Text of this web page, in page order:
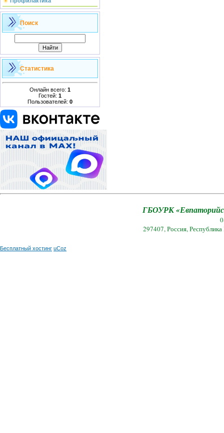
Поиск
Статистика
Онлайн всего: 1
Гостей: 1
Пользователей: 0
ГБОУРК
297407, Россия,
Бесплатный хостинг uCoz